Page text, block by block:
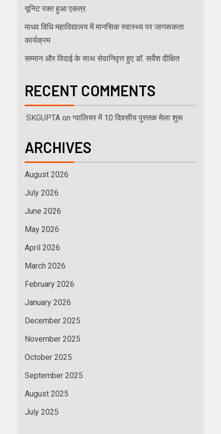
यूनिट रक्त हुआ एकत्र
माधव विधि महाविद्यालय में मानसिक स्वास्थ्य पर जागरूकता
कार्यक्रम
सम्मान और विदाई के साथ सेवानिवृत्त हुए डॉ. सर्वेश दीक्षित
RECENT COMMENTS
SKGUPTA on ग्वालियर में 10 दिवसीय पुस्तक मेला शुरू
ARCHIVES
August 2026
July 2026
June 2026
May 2026
April 2026
March 2026
February 2026
January 2026
December 2025
November 2025
October 2025
September 2025
August 2025
July 2025